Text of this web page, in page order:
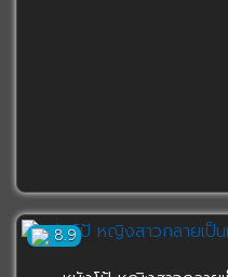
8.9